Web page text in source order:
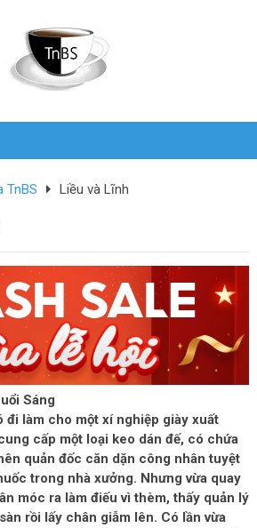
TnBS Liều và Lĩnh
Sáng
đi làm cho một xí nghiệp giày xuất
cấp một loại keo dán đế, có chứa
quản đốc căn dặn công nhân tuyệt
trong nhà xưởng. Nhưng vừa quay
móc ra làm điếu vì thèm, thấy quản lý
rồi lấy chân giẫm lên. Có lần vừa